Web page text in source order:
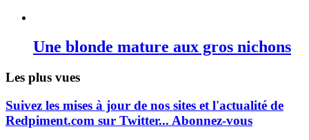
Une blonde mature aux gros nichons
Les plus vues
Suivez les mises à jour de nos sites et l'actualité de
Redpiment.com sur Twitter... Abonnez-vous